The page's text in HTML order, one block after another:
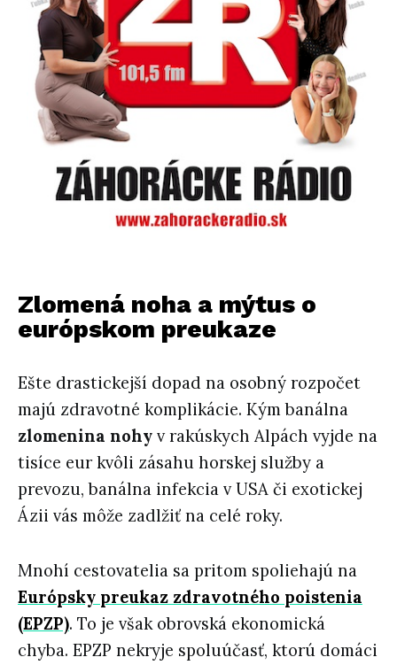
Zlomená noha a mýtus o
európskom preukaze
Ešte drastickejší dopad na osobný rozpočet
majú zdravotné komplikácie. Kým banálna
zlomenina nohy v rakúskych Alpách vyjde na
tisíce eur kvôli zásahu horskej služby a
prevozu, banálna infekcia v USA či exotickej
Ázii vás môže zadlžiť na celé roky.
Mnohí cestovatelia sa pritom spoliehajú na
Európsky preukaz zdravotného poistenia
(EPZP). To je však obrovská ekonomická
chyba. EPZP nekryje spoluúčasť, ktorú domáci